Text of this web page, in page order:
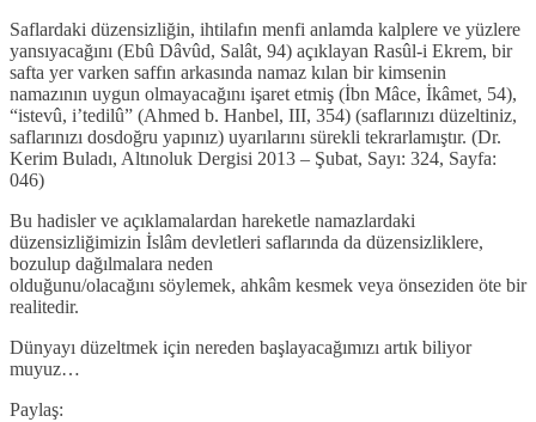
Saflardaki düzensizliğin, ihtilafın menfi anlamda kalplere ve yüzlere
yansıyacağını (Ebû Dâvûd, Salât, 94) açıklayan Rasûl-i Ekrem, bir
safta yer varken saffın arkasında namaz kılan bir kimsenin
namazının uygun olmayacağını işaret etmiş (İbn Mâce, İkâmet, 54),
“istevû, i’tedilû” (Ahmed b. Hanbel, III, 354) (saflarınızı düzeltiniz,
saflarınızı dosdoğru yapınız) uyarılarını sürekli tekrarlamıştır. (Dr.
Kerim Buladı, Altınoluk Dergisi 2013 – Şubat, Sayı: 324, Sayfa:
046)
Bu hadisler ve açıklamalardan hareketle namazlardaki
düzensizliğimizin İslâm devletleri saflarında da düzensizliklere,
bozulup dağılmalara neden
olduğunu/olacağını söylemek, ahkâm kesmek veya önseziden öte bir
realitedir.
Dünyayı düzeltmek için nereden başlayacağımızı artık biliyor
muyuz…
Paylaş: